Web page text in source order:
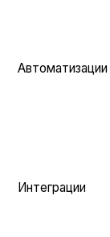
Автоматизации
Интеграции